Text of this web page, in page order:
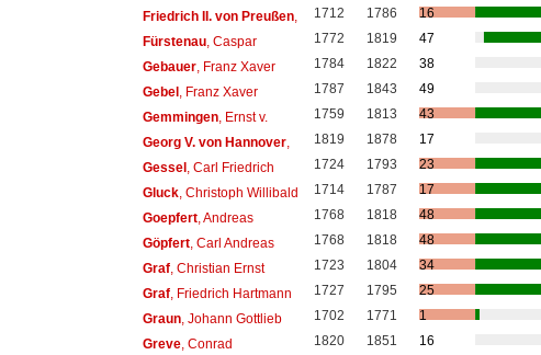
Friedrich II. von Preußen, 1712 1786
16
Fürstenau, Caspar 1772 1819
47
Gebauer, Franz Xaver 1784 1822
38
Gebel, Franz Xaver 1787 1843
49
Gemmingen, Ernst v. 1759 1813
43
Georg V. von Hannover, 1819 1878
17
Gessel, Carl Friedrich 1724 1793
23
Gluck, Christoph Willibald 1714 1787
17
Goepfert, Andreas 1768 1818
48
Göpfert, Carl Andreas 1768 1818
48
Graf, Christian Ernst 1723 1804
34
Graf, Friedrich Hartmann 1727 1795
25
Graun, Johann Gottlieb 1702 1771
1
Greve, Conrad 1820 1851
16